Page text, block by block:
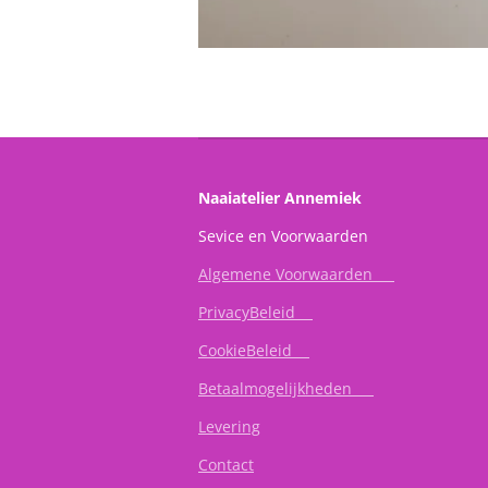
Naaiatelier Annemiek
Sevice en
Algemene Voorwaarden
PrivacyBeleid
CookieBeleid
Betaalmogelijkheden
Levering
Contact